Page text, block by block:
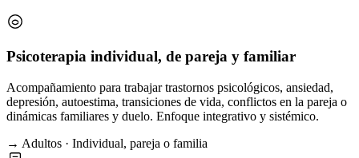
Psicoterapia individual, de pareja y familiar
Acompañamiento para trabajar trastornos psicológicos, ansiedad,
depresión, autoestima, transiciones de vida, conflictos en la pareja o
dinámicas familiares y duelo. Enfoque integrativo y sistémico.
→ Adultos · Individual, pareja o familia